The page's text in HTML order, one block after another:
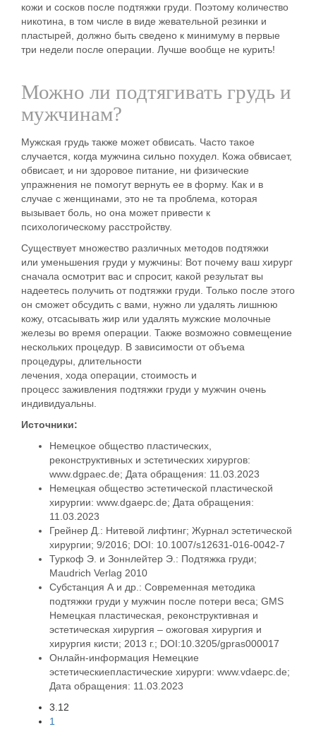
кожи и сосков после подтяжки груди . Поэтому количество
никотина, в том числе в виде жевательной резинки и
пластырей, должно быть сведено к минимуму в первые
три недели после операции. Лучше вообще не курить!
Можно ли подтягивать грудь и
мужчинам?
Мужская грудь также может обвисать. Часто такое
случается, когда мужчина сильно похудел. Кожа обвисает,
обвисает, и ни здоровое питание, ни физические
упражнения не помогут вернуть ее в форму. Как и в
случае с женщинами, это не та проблема, которая
вызываетболь, но она может привести к
психологическому расстройству.
Существует множество различных методов подтяжки
или уменьшения груди у мужчины: Вотпочему ваш хирург
сначала осмотрит вас и спросит, какой результат вы
надеетесь получить от подтяжки груди. Только после этого
он сможет обсудить с вами, нужно ли удалять лишнюю
кожу, отсасывать жир или удалять мужские молочные
железы во время операции. Также возможно совмещение
нескольких процедур. В зависимости от объема
процедуры, длительности
лечения, хода операции, стоимость и
процесс заживления подтяжки груди у мужчин очень
индивидуальны.
Источники:
Немецкое общество пластических,
реконструктивных и эстетических хирургов:
www.dgpaec.de; Дата обращения: 11.03.2023
Немецкая общество эстетической пластической
хирургии: www.dgaepc.de; Дата обращения:
11.03.2023
Грейнер Д.: Нитевой лифтинг; Журнал эстетической
хирургии; 9/2016; DOI: 10.1007/s12631-016-0042-7
Туркоф Э. и Зоннлейтер Э.: Подтяжка груди;
Maudrich Verlag 2010
Субстанция А и др.: Современная методика
подтяжки груди у мужчин после потери веса; GMS
Немецкая пластическая, реконструктивная и
эстетическая хирургия – ожоговая хирургия и
хирургия кисти; 2013 г.; DOI:10.3205/gpras000017
Онлайн-информация Немецкие
эстетическиепластические хирурги: www.vdaepc.de;
Дата обращения: 11.03.2023
3.12
1